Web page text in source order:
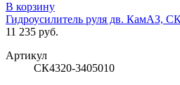
В корзину
Гидроусилитель руля дв. КамАЗ,
11 235 руб.
Артикул
СК4320-3405010